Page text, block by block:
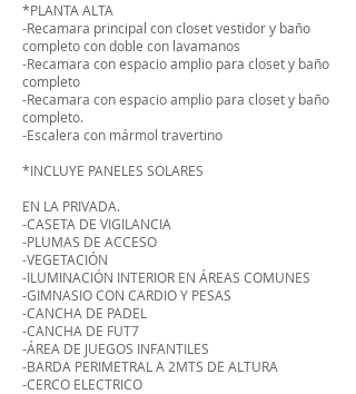
*PLANTA ALTA
-Recamara principal con closet vestidor y baño
completo con doble con lavamanos
-Recamara con espacio amplio para closet y baño
completo
-Recamara con espacio amplio para closet y baño
completo.
-Escalera con mármol travertino
*INCLUYE PANELES SOLARES
EN LA PRIVADA.
-CASETA DE VIGILANCIA
-PLUMAS DE ACCESO
-VEGETACIÓN
-ILUMINACIÓN INTERIOR EN ÁREAS COMUNES
-GIMNASIO CON CARDIO Y PESAS
-CANCHA DE PADEL
-CANCHA DE FUT7
-ÁREA DE JUEGOS INFANTILES
-BARDA PERIMETRAL A 2MTS DE ALTURA
-CERCO ELECTRICO​